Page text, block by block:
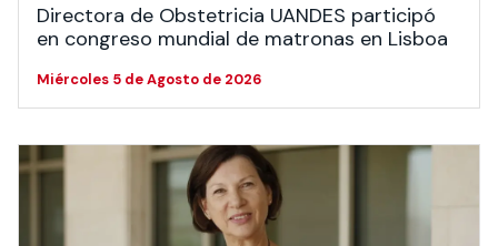
Directora de Obstetricia UANDES participó
en congreso mundial de matronas en Lisboa
Miércoles 5 de Agosto de 2026